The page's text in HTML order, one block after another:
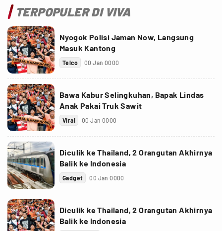
TERPOPULER DI VIVA
Nyogok Polisi Jaman Now, Langsung
Masuk Kantong
Telco 00 Jan 0000
Bawa Kabur Selingkuhan, Bapak Lindas
Anak Pakai Truk Sawit
Viral 00 Jan 0000
Diculik ke Thailand, 2 Orangutan Akhirnya
Balik ke Indonesia
Gadget 00 Jan 0000
Diculik ke Thailand, 2 Orangutan Akhirnya
Balik ke Indonesia